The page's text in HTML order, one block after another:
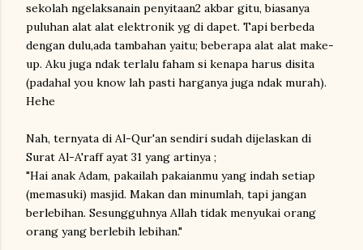
sekolah ngelaksanain penyitaan2 akbar gitu, biasanya
puluhan alat alat elektronik yg di dapet. Tapi berbeda
dengan dulu,ada tambahan yaitu; beberapa alat alat make-
up. Aku juga ndak terlalu faham si kenapa harus disita
(padahal you know lah pasti harganya juga ndak murah).
Hehe
Nah, ternyata di Al-Qur'an sendiri sudah dijelaskan di
Surat Al-A'raff ayat 31 yang artinya ;
"Hai anak Adam, pakailah pakaianmu yang indah setiap
(memasuki) masjid. Makan dan minumlah, tapi jangan
berlebihan. Sesungguhnya Allah tidak menyukai orang
orang yang berlebih lebihan."